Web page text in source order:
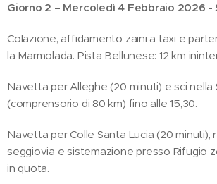
Giorno 2 – Mercoledì 4 Febbraio 2026 -
Colazione, affidamento zaini a taxi e
la Marmolada. Pista Bellunese: 12 km
Navetta per Alleghe (20 minuti) e sci nella
(comprensorio di 80 km) fino alle 15,30.
Navetta per Colle Santa Lucia (20 minuti),
seggiovia e sistemazione presso Rifugio
in quota.